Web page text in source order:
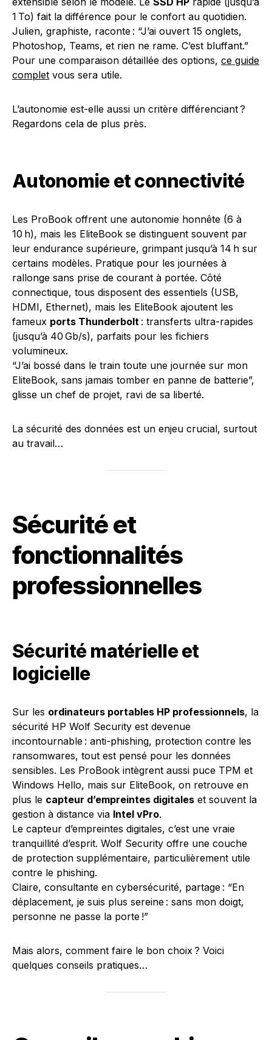
1 To) fait la différence pour le confort au quotidien.
Julien, graphiste, raconte : “J’ai ouvert 15 onglets,
Photoshop, Teams, et rien ne rame. C’est bluffant.”
Pour une comparaison détaillée des options, ce guide
complet vous sera utile.
L’autonomie est-elle aussi un critère différenciant ?
Regardons cela de plus près.
Autonomie et connectivité
Les ProBook offrent une autonomie honnête (6 à
10 h), mais les EliteBook se distinguent souvent par
leur endurance supérieure, grimpant jusqu’à 14 h sur
certains modèles. Pratique pour les journées à
rallonge sans prise de courant à portée. Côté
connectique, tous disposent des essentiels (USB,
HDMI, Ethernet), mais les EliteBook ajoutent les
fameux ports Thunderbolt : transferts ultra-rapides
(jusqu’à 40 Gb/s), parfaits pour les fichiers
volumineux.
“J’ai bossé dans le train toute une journée sur mon
EliteBook, sans jamais tomber en panne de batterie”,
glisse un chef de projet, ravi de sa liberté.
La sécurité des données est un enjeu crucial, surtout
au travail…
Sécurité et
fonctionnalités
professionnelles
Sécurité matérielle et
logicielle
Sur les ordinateurs portables HP professionnels, la
sécurité HP Wolf Security est devenue
incontournable : anti-phishing, protection contre les
ransomwares, tout est pensé pour les données
sensibles. Les ProBook intègrent aussi puce TPM et
Windows Hello, mais sur EliteBook, on retrouve en
plus le capteur d’empreintes digitales et souvent la
gestion à distance via Intel vPro.
Le capteur d’empreintes digitales, c’est une vraie
tranquillité d’esprit. Wolf Security offre une couche
de protection supplémentaire, particulièrement utile
contre le phishing.
Claire, consultante en cybersécurité, partage : “En
déplacement, je suis plus sereine : sans mon doigt,
personne ne passe la porte !”
Mais alors, comment faire le bon choix ? Voici
quelques conseils pratiques…